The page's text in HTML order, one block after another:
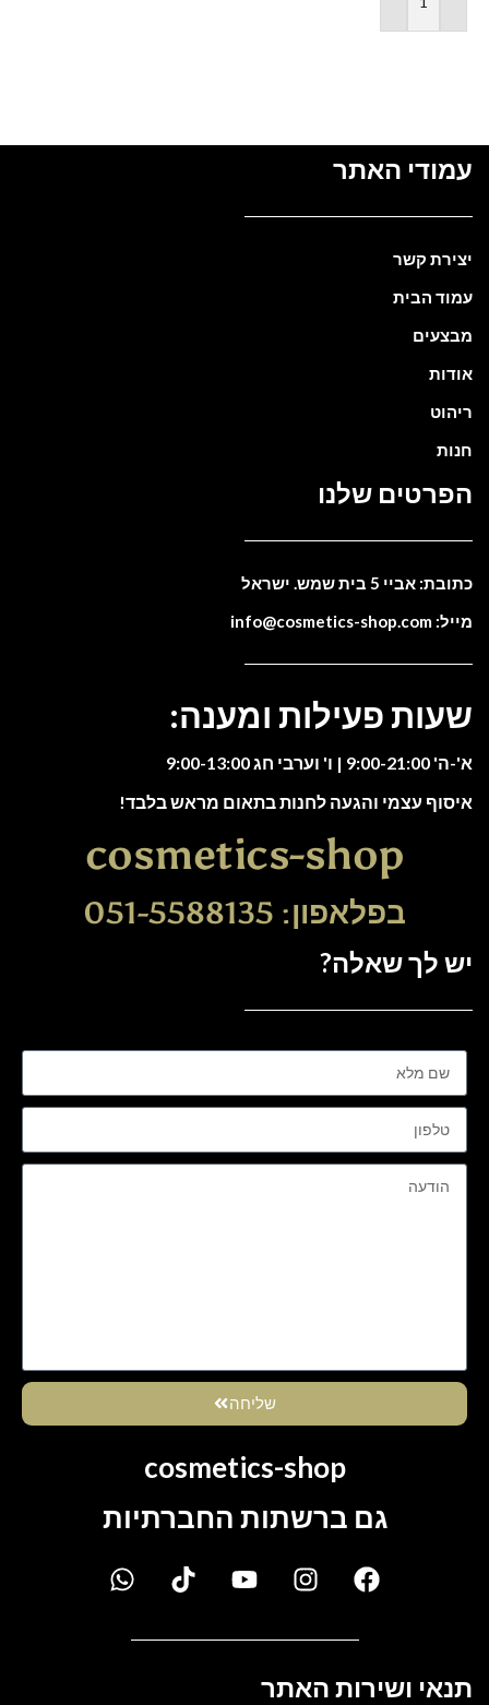
הוספה לסל
עמודי האתר
יצירת קשר
עמוד הבית
מבצעים
אודות
ריהוט
חנות
הפרטים שלנו
כתובת: אביי 5 בית שמש. ישראל
מייל: info@cosmetics-shop.com
שעות פעילות ומענה:
א'-ה' 9:00-21:00 | ו' וערבי חג 9:00-13:00
איסוף עצמי והגעה לחנות בתאום מראש בלבד!
cosmetics-shop
בפלאפון: 051-5588135
יש לך שאלה?
שליחה
cosmetics-shop
גם ברשתות החברתיות
תנאי ושירות האתר